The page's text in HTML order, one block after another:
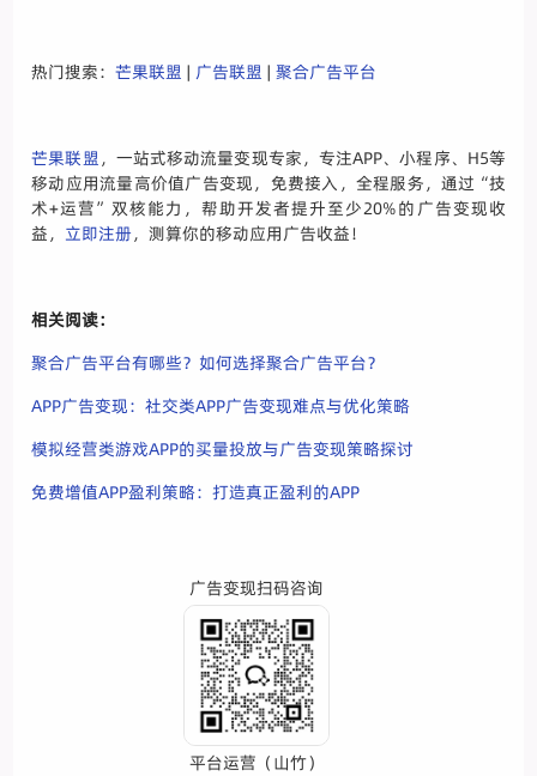
热门搜索：芒果联盟 |广告联盟 |聚合广告平台
芒果联盟，一站式移动流量变现专家，专注APP、小程序、H5等
移动应用流量高价值广告变现，免费接入，全程服务，通过“技
术+运营”双核能力，帮助开发者提升至少20%的广告变现收
益， 立即注册，测算你的移动应用广告收益！
相关阅读：
聚合广告平台有哪些？如何选择聚合广告平台？
APP广告变现：社交类APP广告变现难点与优化策略
模拟经营类游戏APP的买量投放与广告变现策略探讨
免费增值APP盈利策略：打造真正盈利的APP
广告变现扫码咨询
平台运营（山竹）